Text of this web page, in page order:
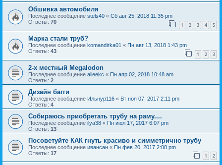
Обшивка автомобиля
Последнее сообщение stels40 « Сб авг 25, 2018 11:35 pm
Ответы: 70 1 2 3 4 5
Марка стали труб?
Последнее сообщение komandirka01 « Пн авг 13, 2018 1:43 pm
Ответы: 43 1 2 3
2-х местный Megalodon
Последнее сообщение alleekc « Пн апр 02, 2018 10:48 am
Ответы: 2
Дизайн багги
Последнее сообщение Ильнур116 « Вт ноя 07, 2017 2:11 pm
Ответы: 4
Собираюсь приобретать трубу на раму....
Последнее сообщение ilya38 « Пн июл 17, 2017 6:07 pm
Ответы: 13
Посоветуйте КАК гнуть красиво и симметрично трубу
Последнее сообщение ивансан « Пн фев 20, 2017 2:08 pm
Ответы: 17 1 2